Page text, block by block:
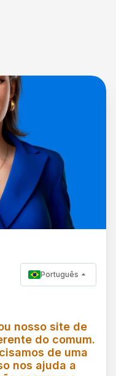
Português
nosso site de
do comum.
de uma
nos ajuda a